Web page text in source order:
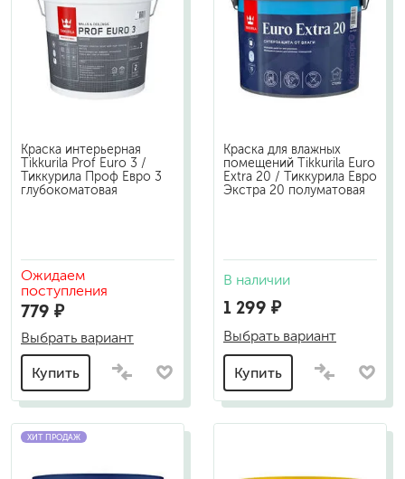
Краска интерьерная
Tikkurila Prof Euro 3 /
Тиккурила Проф Евро 3
глубокоматовая
Ожидаем
поступления
779 ₽
Выбрать вариант
Купить
Краска для влажных
помещений Tikkurila Euro
Extra 20 / Тиккурила Евро
Экстра 20 полуматовая
В наличии
1 299 ₽
Выбрать вариант
Купить
ХИТ ПРОДАЖ